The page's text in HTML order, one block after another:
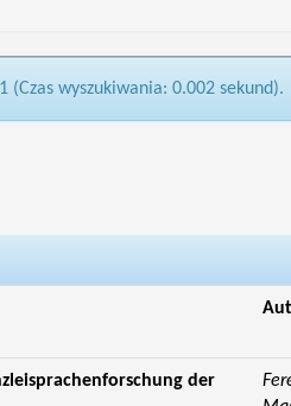
(Czas wyszukiwania: 0.002 sekund).
der